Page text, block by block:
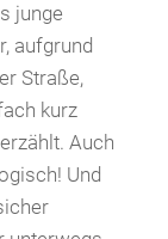
junge
aufgrund
Straße,
kurz
Auch
Und